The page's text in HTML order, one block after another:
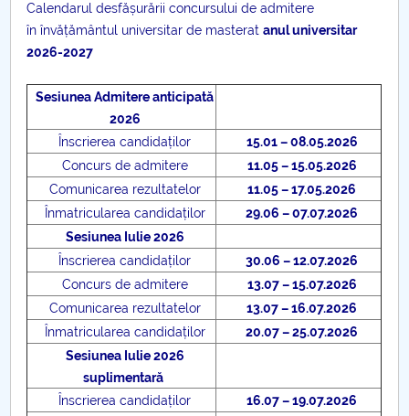
Calendarul desfășurării concursului de admitere
în învățământul universitar de masteratanul universitar
2026-2027
Sesiunea Admitere anticipată
2026
Înscrierea candidaților
15.01 – 08.05.2026
Concurs de admitere
11.05 – 15.05.2026
Comunicarea rezultatelor
11.05 – 17.05.2026
Înmatricularea candidaților
29.06 – 07.07.2026
Sesiunea Iulie 2026
Înscrierea candidaților
30.06 – 12.07.2026
Concurs de admitere
13.07 – 15.07.2026
Comunicarea rezultatelor
13.07 – 16.07.2026
Înmatricularea candidaților
20.07 – 25.07.2026
Sesiunea Iulie 2026
suplimentară
Înscrierea candidaților
16.07 – 19.07.2026